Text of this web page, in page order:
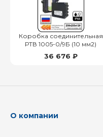
Коробка соединительная
РТВ 1005-0/9Б (10 мм2)
36 676 ₽
О компании